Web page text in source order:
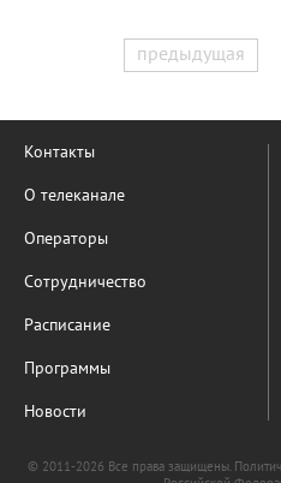
предыдущая
Контакты
О телеканале
Операторы
Сотрудничество
Расписание
Программы
Новости
© 2011-2026 Все права защищены.